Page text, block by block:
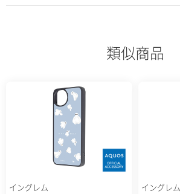
類似商品
イングレム
イングレム